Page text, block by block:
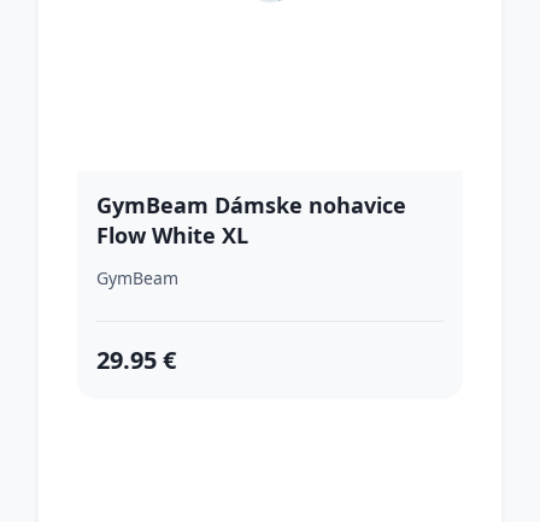
GymBeam Dámske nohavice
Flow White XL
GymBeam
29.95 €